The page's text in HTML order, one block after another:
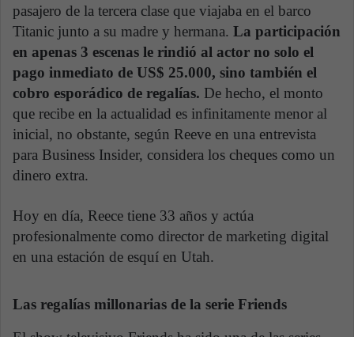
pasajero de la tercera clase que viajaba en el barco
Titanic junto a su madre y hermana. La participación
en apenas 3 escenas le rindió al actor no solo el
pago inmediato de US$ 25.000, sino también el
cobro esporádico de regalías. De hecho, el monto
que recibe en la actualidad es infinitamente menor al
inicial, no obstante, según Reeve en una entrevista
para Business Insider, considera los cheques como un
dinero extra.
Hoy en día, Reece tiene 33 años y actúa
profesionalmente como director de marketing digital
en una estación de esquí en Utah.
Las regalías millonarias de la serie Friends